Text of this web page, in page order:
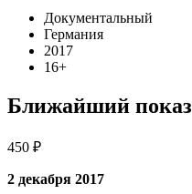
Документальный
Германия
2017
16+
Ближайший показ
450 ₽
2 декабря 2017